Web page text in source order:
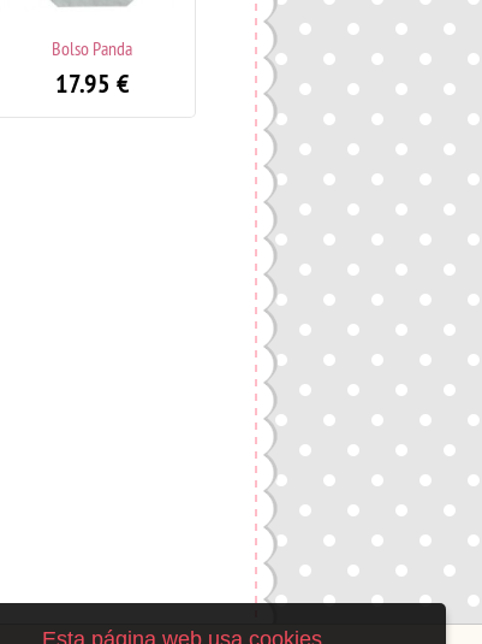
Bolso Panda
17.95€
Portatodo Azul / Funda
Tablet
19.95
Esta página web usa cookies